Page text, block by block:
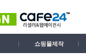
쇼핑몰제작